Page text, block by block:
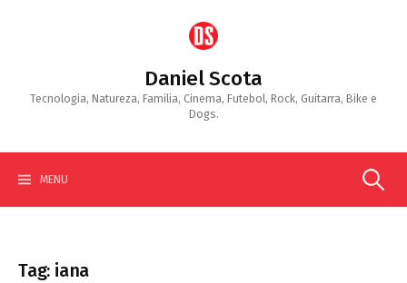
Daniel Scota
Tecnologia, Natureza, Familia, Cinema, Futebol, Rock, Guitarra, Bike e
Dogs.
MENU Search
Tag: iana